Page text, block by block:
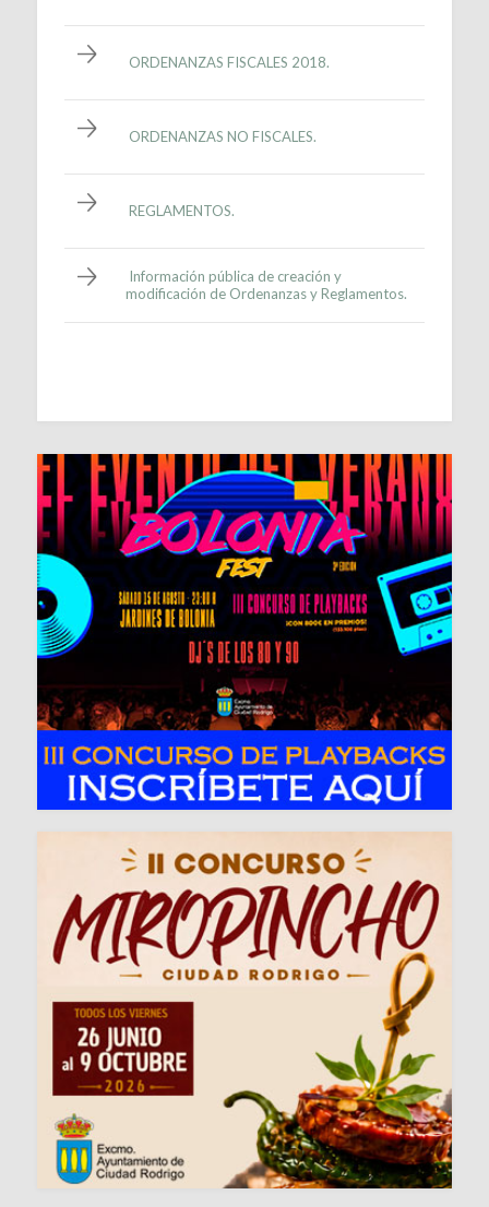
ORDENANZAS FISCALES 2018.
ORDENANZAS NO FISCALES.
REGLAMENTOS.
Información pública de creación y
modificación de Ordenanzas y Reglamentos.